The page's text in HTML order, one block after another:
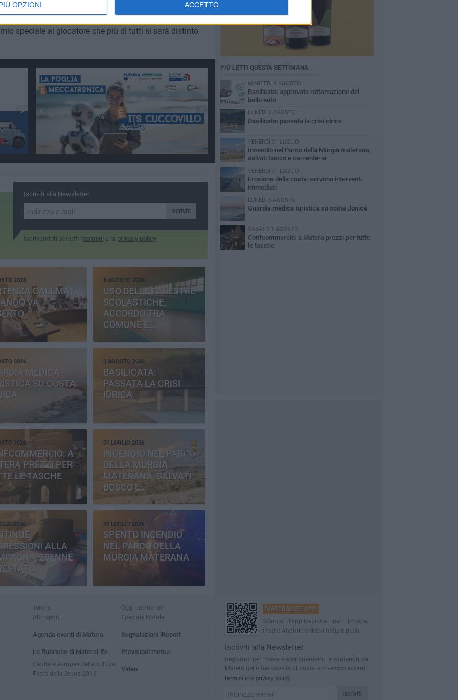
OPZIONI ACCETTO
sulla candidatura.
il torneo sarà trasmesso in diretta su RaiSport, il
speciale al giocatore che più di tutti si sarà distinto
Iscriviti alla Newsletter
Iscriviti
Iscrivendoti accetti i termini e la privacy policy
2026
CALLMAT,
VA
5 AGOSTO 2026
USO DELLE PALESTRE
SCOLASTICHE,
ACCORDO TRA
COMUNE E
PROVINCIA
2026
MEDICA
SU COSTA
3 AGOSTO 2026
BASILICATA:
PASSATA LA CRISI
IDRICA
2026
A
PREZZI PER
LE TASCHE
31 LUGLIO 2026
INCENDIO NEL PARCO
DELLA MURGIA
MATERANA, SALVATI
BOSCO E
CEMENTERIA
2026
ALLA
28ENNE
30 LUGLIO 2026
SPENTO INCENDIO
NEL PARCO DELLA
MURGIA MATERANA
PIÙ LETTI QUESTA SETTIMANA
MARTEDÌ 4 AGOSTO
Basilicata: approvata rottamazione del
bollo auto
LUNEDÌ 3 AGOSTO
Basilicata: passata la crisi idrica
VENERDÌ 31 LUGLIO
Incendio nel Parco della Murgia materana,
salvati bosco e cementeria
VENERDÌ 31 LUGLIO
Erosione della costa: servono interventi
immediati
LUNEDÌ 3 AGOSTO
Guardia medica turistica su costa Jonica
SABATO 1 AGOSTO
Confcommercio: a Matera prezzi per tutte
le tasche
Tennis
Altri sport
Agenda eventi di Matera
Le Rubriche di MateraLife
Capitale europea della cultura
Festa della Bruna 2016
Oggi cucino io!
Speciale Natale
Segnalazioni iReport
Previsioni meteo
Video
MATERALIFE APP
Scarica l'applicazione per iPhone,
iPad e Android e ricevi notizie push
Iscriviti alla Newsletter
Registrati per ricevere aggiornamenti e contenuti da
Matera nella tua casella di posta
Iscrivendoti accetti i
termini e la privacy policy
Iscriviti